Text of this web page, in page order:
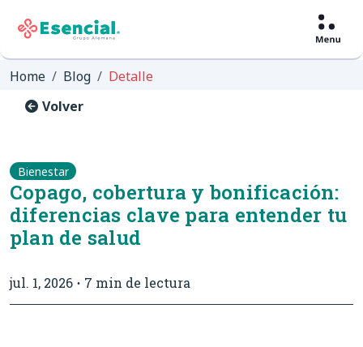
Home Blog
Detalle
Volver
Bienestar
Copago, cobertura y bonificación:
diferencias clave para entender tu
plan de salud
jul. 1, 2026 7 min de lectura